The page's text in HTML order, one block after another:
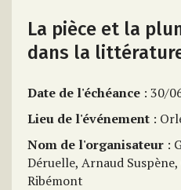
La pièce et la
dans la
Date de l'échéance : 30/
Lieu de l'événement :
Nom de l'organisateur :
Déruelle, Arnaud
Ribémont